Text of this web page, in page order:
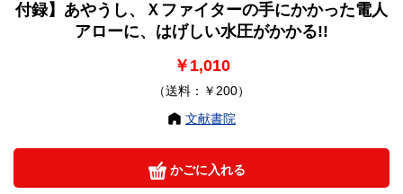
付録】あやうし、Ｘファイターの手にかかった電人
アローに、はげしい水圧がかかる!!
￥1,010
（送料：￥200）
文献書院
かごに入れる